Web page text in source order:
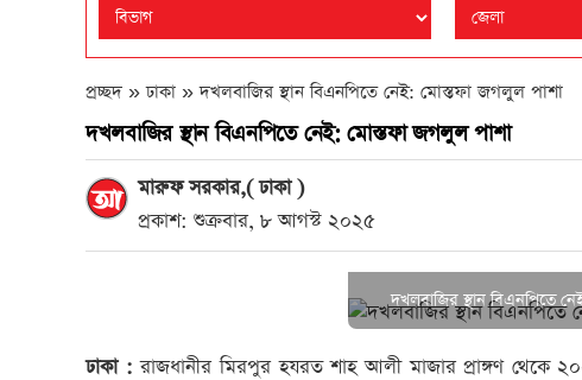
প্রচ্ছদ » ঢাকা »দখলবাজির স্থান বিএনপিতে নেই: মোস্তফা জগলুল পাশা
দখলবাজির স্থান বিএনপিতে নেই: মোস্তফা জগলুল পাশা
মারুফ সরকার,( ঢাকা )
প্রকাশ: শুক্রবার, ৮ আগস্ট ২০২৫
দখলবাজির স্থান বিএনপিতে
ঢাকা : রাজধানীর মিরপুর হযরত শাহ আলী মাজার প্রাঙ্গণ থেকে